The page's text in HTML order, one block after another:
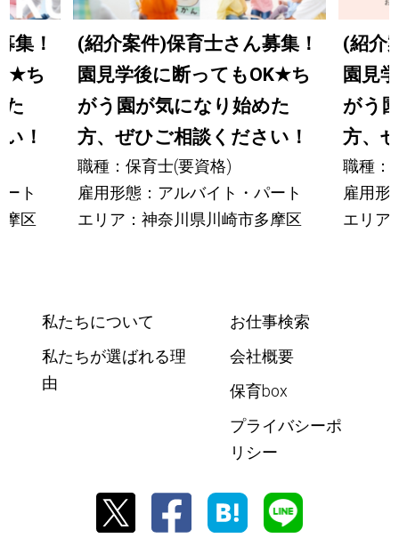
集！
★ち
！
ト
摩区
(紹介案件)保育士さん募集！
園見学後に断ってもOK★ち
がう園が気になり始めた
方、ぜひご相談ください！
職種：保育士(要資格)
雇用形態：アルバイト・パート
エリア：神奈川県川崎市多摩区
(紹介
園見
がう
方、
職種：
雇用形
エリア
私たちについて
私たちが選ばれる理
由
お仕事検索
会社概要
保育box
プライバシーポ
リシー